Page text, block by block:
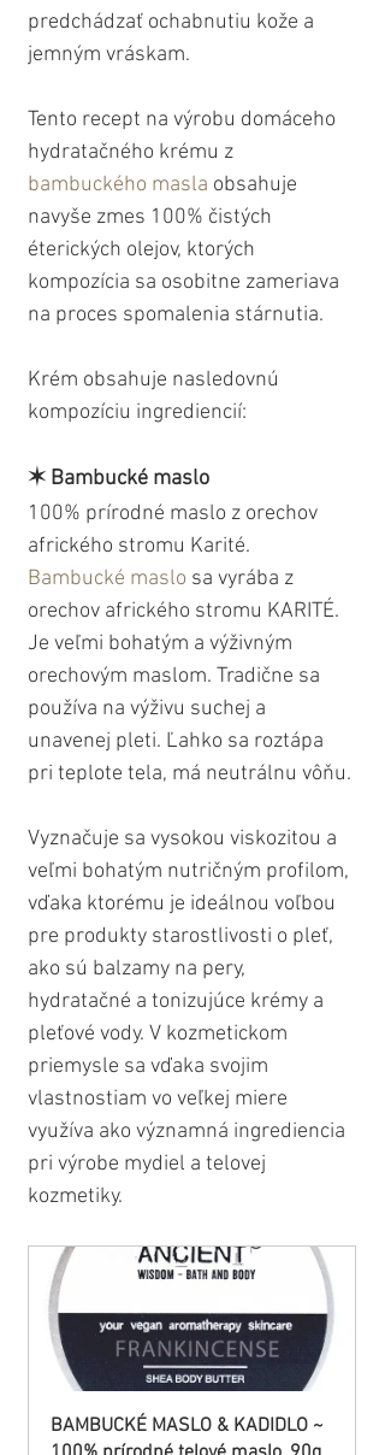
predchádzať ochabnutiu kože a
jemným vráskam.
Tento recept na výrobu domáceho
hydratačného krému z
bambuckého masla obsahuje
navyše zmes 100% čistých
éterických olejov, ktorých
kompozícia sa osobitne zameriava
na proces spomalenia stárnutia.
Krém obsahuje nasledovnú
kompozíciu ingrediencií:
✶ Bambucké maslo
100% prírodné maslo z orechov
afrického stromu Karité.
Bambucké maslo sa vyrába z
orechov afrického stromu KARITÉ.
Je veľmi bohatým a výživným
orechovým maslom. Tradične sa
používa na výživu suchej a
unavenej pleti. Ľahko sa roztápa
pri teplote tela, má neutrálnu vôňu.
Vyznačuje sa vysokou viskozitou a
veľmi bohatým nutričným profilom,
vďaka ktorému je ideálnou voľbou
pre produkty starostlivosti o pleť,
ako sú balzamy na pery,
hydratačné a tonizujúce krémy a
pleťové vody. V kozmetickom
priemysle sa vďaka svojim
vlastnostiam vo veľkej miere
využíva ako významná ingrediencia
pri výrobe mydiel a telovej
kozmetiky.
BAMBUCKÉ MASLO & KADIDLO ~